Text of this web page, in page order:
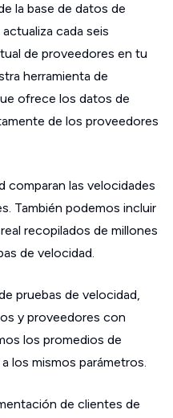
la base de datos de
cada seis
de proveedores en tu
herramienta de
ofrece los datos de
de los proveedores
comparan las velocidades
También podemos incluir
recopilados de millones
de velocidad.
pruebas de velocidad,
y proveedores con
los promedios de
los mismos parámetros.
de clientes de